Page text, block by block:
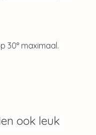
30° maximaal.
ook leuk